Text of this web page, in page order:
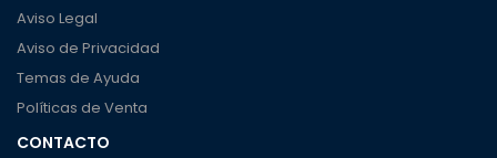
Aviso Legal
Aviso de Privacidad
Temas de Ayuda
Políticas de Venta
CONTACTO